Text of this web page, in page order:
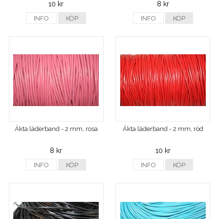
10 kr
INFO KÖP
8 kr
INFO KÖP
Äkta läderband - 2 mm, rosa
8 kr
INFO KÖP
Äkta läderband - 2 mm, röd
10 kr
INFO KÖP